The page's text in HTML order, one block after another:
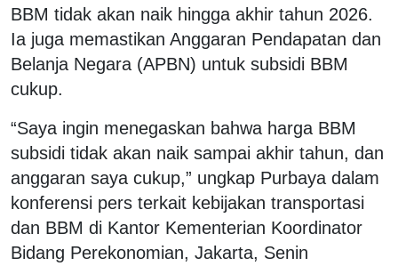
BBM tidak akan naik hingga akhir tahun 2026.
Ia juga memastikan Anggaran Pendapatan dan
Belanja Negara (APBN) untuk subsidi BBM
cukup.
“Saya ingin menegaskan bahwa harga BBM
subsidi tidak akan naik sampai akhir tahun, dan
anggaran saya cukup,” ungkap Purbaya dalam
konferensi pers terkait kebijakan transportasi
dan BBM di Kantor Kementerian Koordinator
Bidang Perekonomian, Jakarta, Senin